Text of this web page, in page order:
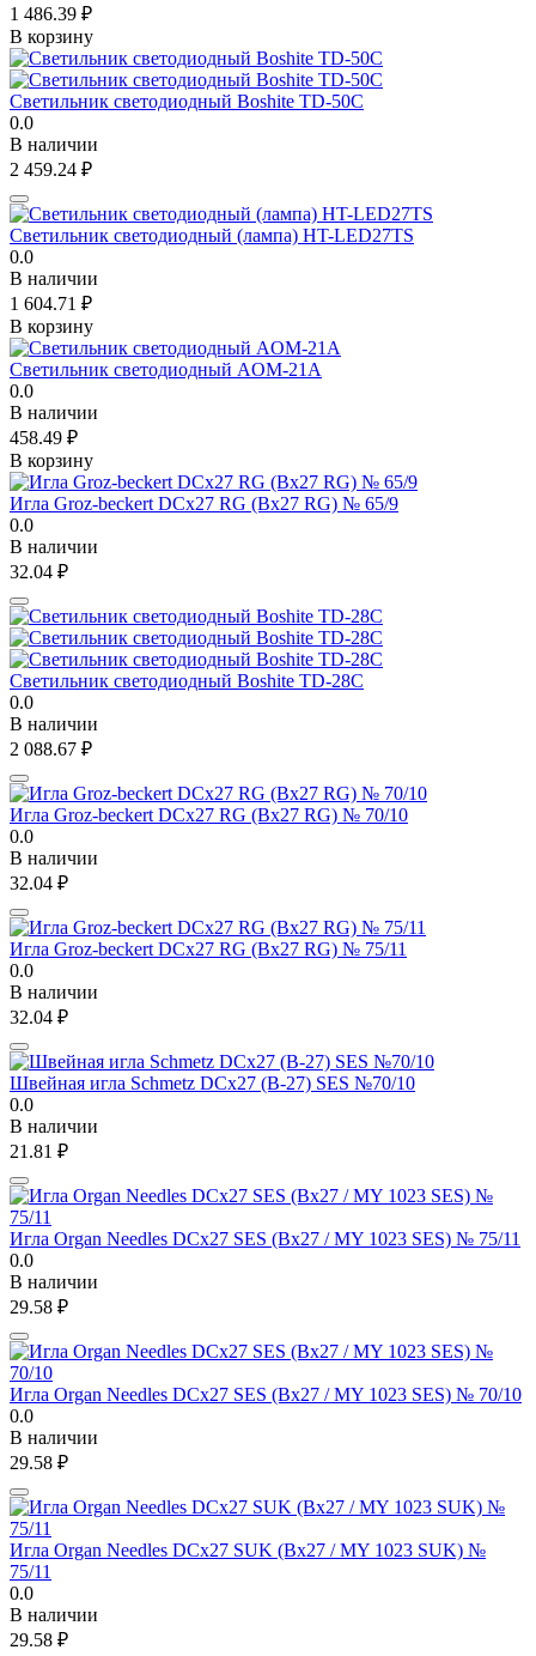
1 486.39 ₽
В корзину
Светильник светодиодный Boshite TD-50C
0.0
В наличии
2 459.24 ₽
Светильник светодиодный (лампа) HT-LED27TS
0.0
В наличии
1 604.71 ₽
В корзину
Светильник светодиодный AOM-21A
0.0
В наличии
458.49 ₽
В корзину
Игла Groz-beckert DCx27 RG (Bx27 RG) № 65/9
0.0
В наличии
32.04 ₽
Светильник светодиодный Boshite TD-28C
0.0
В наличии
2 088.67 ₽
Игла Groz-beckert DCx27 RG (Bx27 RG) № 70/10
0.0
В наличии
32.04 ₽
Игла Groz-beckert DCx27 RG (Bx27 RG) № 75/11
0.0
В наличии
32.04 ₽
Швейная игла Schmetz DCx27 (B-27) SES №70/10
0.0
В наличии
21.81 ₽
Игла Organ Needles DCx27 SES (Bx27 / MY 1023 SES) № 75/11
0.0
В наличии
29.58 ₽
Игла Organ Needles DCx27 SES (Bx27 / MY 1023 SES) № 70/10
0.0
В наличии
29.58 ₽
Игла Organ Needles DCx27 SUK (Bx27 / MY 1023 SUK) №
75/11
0.0
В наличии
29.58 ₽